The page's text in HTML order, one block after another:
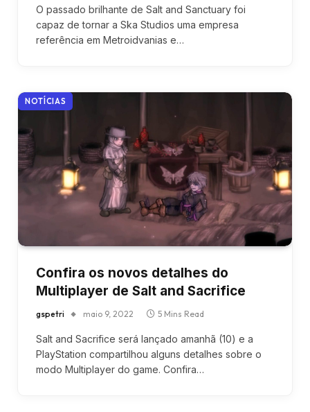
O passado brilhante de Salt and Sanctuary foi
capaz de tornar a Ska Studios uma empresa
referência em Metroidvanias e…
NOTÍCIAS
Confira os novos detalhes do
Multiplayer de Salt and Sacrifice
gspetri maio 9, 2022 5 Mins Read
Salt and Sacrifice será lançado amanhã (10) e a
PlayStation compartilhou alguns detalhes sobre o
modo Multiplayer do game. Confira…